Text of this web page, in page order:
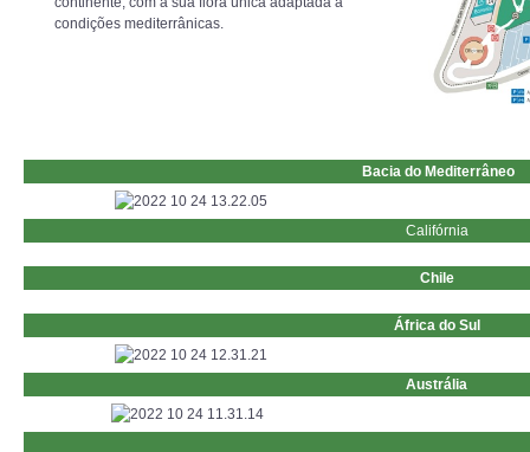
condições mediterrânicas.
Bacia do Mediterrâneo
Califórnia
Chile
África do Sul
Austrália